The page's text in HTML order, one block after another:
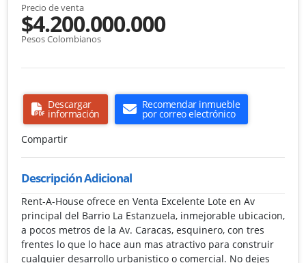
Precio de venta
$4.200.000.000
Pesos Colombianos
Descargar
información
Recomendar inmueble
por correo electrónico
Compartir
Descripción Adicional
Rent-A-House ofrece en Venta Excelente Lote en Av
principal del Barrio La Estanzuela, inmejorable ubicacion,
a pocos metros de la Av. Caracas, esquinero, con tres
frentes lo que lo hace aun mas atractivo para construir
cualquier desarrollo urbanistico o comercial. No dejes